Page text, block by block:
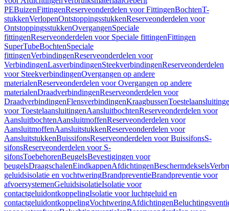
PEBuizenFittingenReserveonderdelen voor FittingenBochtenT-
stukkenVerlopenOntstoppingsstukkenReserveonderdelen voor
OntstoppingsstukkenOvergangenSpeciale
fittingenReserveonderdelen voor Speciale fittingenFittingen
SuperTubeBochtenSpeciale
fittingenVerbindingenReserveonderdelen voor
VerbindingenLasverbindingenSteekverbindingenReserveonderdelen
voor SteekverbindingenOvergangen op andere
materialenReserveonderdelen voor Overgangen op andere
materialenDraadverbindingenReserveonderdelen voor
DraadverbindingenFlensverbindingenKraagbussen
voor ToestelaansluitingenAansluitbochtenReserveonderdelen voor
AansluitbochtenAansluitmoffenReserveonderdelen voor
AansluitmoffenAansluitstukkenReserveonderdelen voor
AansluitstukkenBuissifonsReserveonderdelen voor BuissifonsS-
sifonsReserveonderdelen voor S-
sifonsToebehorenBeugelsBevestigingen voor
beugelsDraagschalenEindkappenAfdichtingenBeschermdeksels
geluidsisolatie en vochtweringBrandpreventieBrandpreventie voor
afvoersystemenGeluidsisolatieIsolatie voor
contactgeluidontkoppelingIsolatie voor luchtgeluid en
contactgeluidontkoppelingVochtweringAfdichtingen